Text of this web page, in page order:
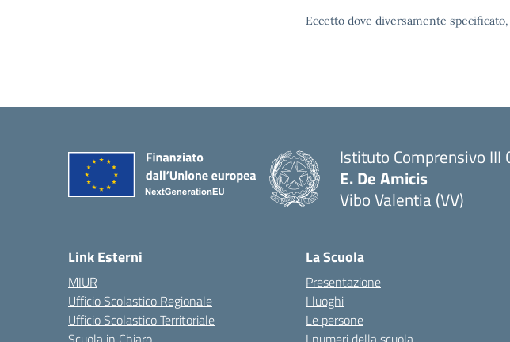
Eccetto dove diversamente
Istituto Comprensivo III
E. De Amicis
Vibo Valentia (VV)
Link Esterni
MIUR
Ufficio Scolastico Regionale
Ufficio Scolastico Territoriale
La Scuola
Presentazione
I luoghi
Le persone